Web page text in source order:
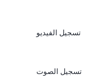
تسجيل الفيديو
تسجيل الصوت